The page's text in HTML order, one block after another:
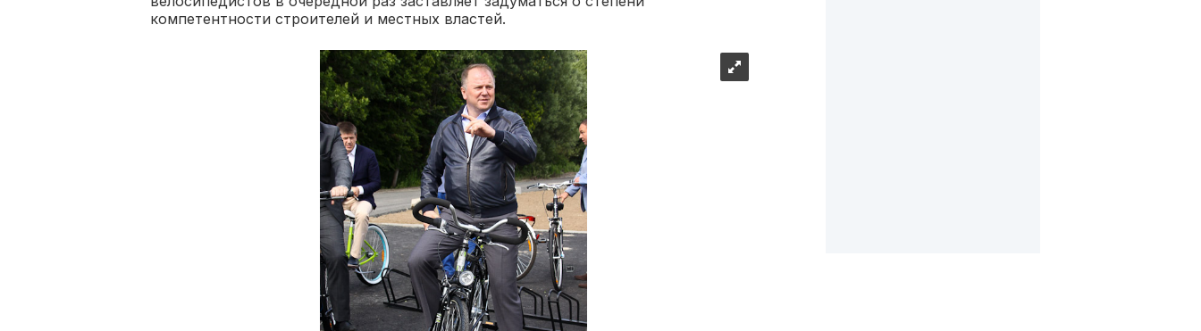
компетентности строителей и местных властей.